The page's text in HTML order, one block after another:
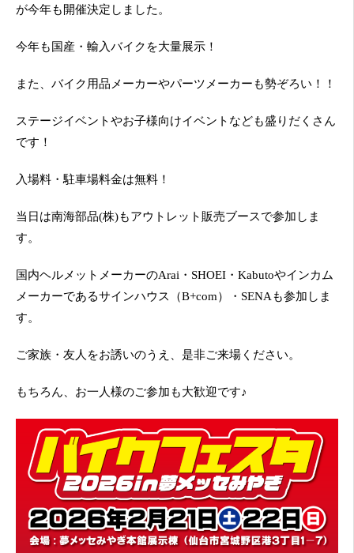
が今年も開催決定しました。
今年も国産・輸入バイクを大量展示！
また、バイク用品メーカーやパーツメーカーも勢ぞろい！！
ステージイベントやお子様向けイベントなども盛りだくさん
です！
入場料・駐車場料金は無料！
当日は南海部品(株)もアウトレット販売ブースで参加しま
す。
国内ヘルメットメーカーのArai・SHOEI・Kabutoやインカム
メーカーであるサインハウス（B+com）・SENAも参加しま
す。
ご家族・友人をお誘いのうえ、是非ご来場ください。
もちろん、お一人様のご参加も大歓迎です♪